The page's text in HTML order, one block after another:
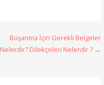
Boşanma İçin Gerekli Belgeler
Nelerdir? Dilekçeleri Nelerdir ? →